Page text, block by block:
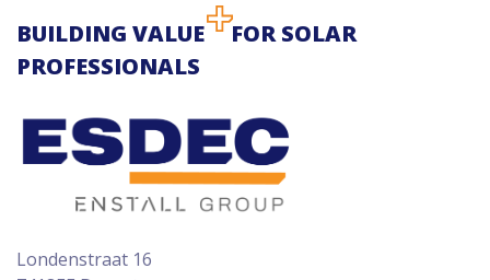
BUILDING VALUE
FOR SOLAR
PROFESSIONALS
Londenstraat 16